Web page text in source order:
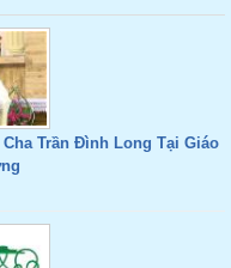
Trần Đình Long Tại Giáo